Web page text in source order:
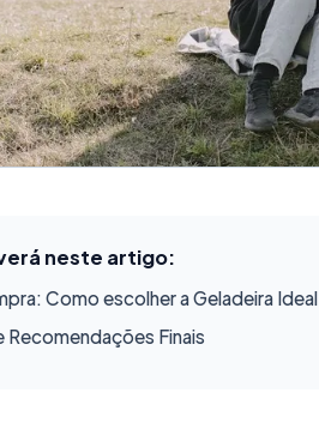
neste artigo:
Como escolher a Geladeira Ideal
Recomendações Finais